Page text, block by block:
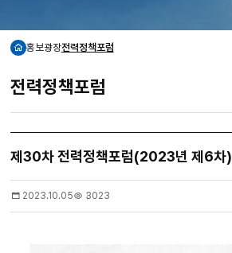
홈홍보광장전력정책포럼
전력정책포럼
제30차 전력정책포럼(2023년 제6차)
2023.10.05 3023